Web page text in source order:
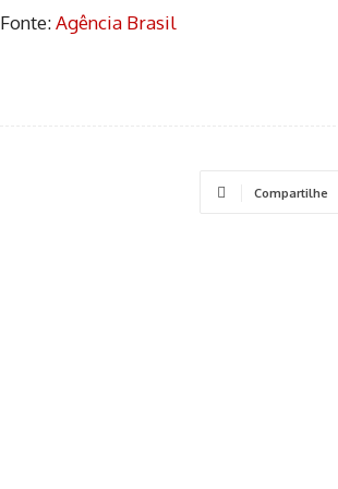
Fonte:Agência Brasil
Compartilhe